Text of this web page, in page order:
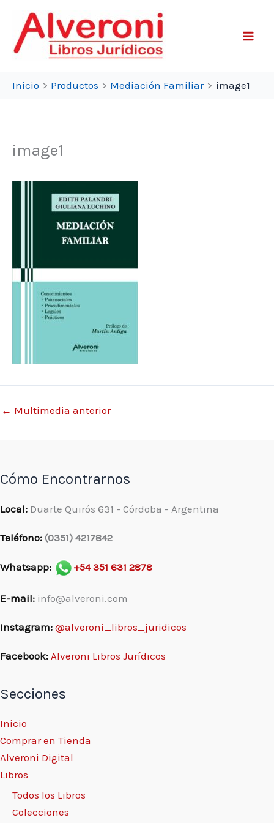
contenido
Inicio Productos Mediación Familiar image1
image1
← Multimedia anterior
Cómo Encontrarnos
Local: Duarte Quirós 631 - Córdoba - Argentina
Teléfono: (0351) 4217842
Whatsapp: +54 351 631 2878
E-mail: info@alveroni.com
Instagram: @alveroni_libros_juridicos
Facebook: Alveroni Libros Jurídicos
Secciones
Inicio
Comprar en Tienda
Alveroni Digital
Libros
Todos los Libros
Colecciones